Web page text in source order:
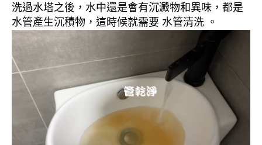
洗過水塔之後，水中還是會有沉澱物和異味，都是
水管產生沉積物，這時候就需要 水管清洗 。